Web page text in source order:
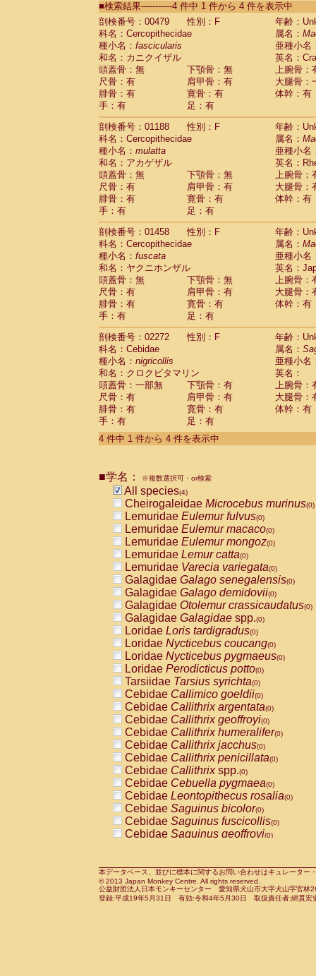
CebidaeSaguinus labiatus(0)
Cebidae Saguinus leucopus (0)
CebidaeSaguinus midas
CebidaeSaguinus mystax
CebidaeSaguinus nigricollis (1)
Cebidae Saguinus oedipus
Cebidae Saguinus weddelli
Cebidae Saguinusspp.
Cebidae Aotus trivirgatus
Cebidae Cebus albifrons
CebidaeCebus apella
Cebidae
CebidaeCebus nigrivittatus
Cebidae Cebusspp.(0)
Cebidae Saimiri boliviensis
Cebidae Saimiri sciureus
Atelidae Alouatta caraya
AtelidaeAlouatta fusca
AtelidaeAlouatta seniculus
AtelidaeAlouatta
Atelidae Ateles belzebuth
Atelidae Ateles geoffroyi
Atelidae Ateles paniscus
Atelidae Atelesspp.
Atelidae Lagothrix lagothricha
AtelidaeLagothrix lagothricha cana(0)
Pitheciidae
Cacajao calvus
Pitheciidae
Callicebus cupreus(0)
Pitheciidae Callicebus donacophilus(0)
PitheciidaeCallicebus moloch(0)
Pitheciidae Callicebus torquatus(0)
Pitheciidae Callicebus
Pitheciidae Chiropotes satanas
Pitheciidae Pithecia monachus
PitheciidaePithecia pithecia
CercopithecidaeCercocebus
Cercopithecidae
CercopithecidaeCercocebus
CercopithecidaeCercocebus
CercopithecidaeCercocebusspp.
CercopithecidaeLophocebus
CercopithecidaePapio anubis
CercopithecidaePapio cynocephalus
CercopithecidaePapio hamadryas
CercopithecidaePapio papio(0)
CercopithecidaePapiospp.(0)
CercopithecidaeMandrillus
CercopithecidaeMandrillus sphinx
CercopithecidaeTheropithecus
CercopithecidaeMacaca arctoides
CercopithecidaeMacaca assamensis
Cercopithecidae Macaca
CercopithecidaeMacaca cyclopis
CercopithecidaeMacaca fascicularis
CercopithecidaeMacaca fuscaca
CercopithecidaeMacaca fuscata
CercopithecidaeMacaca fuscata
CercopithecidaeMacaca maura
CercopithecidaeMacaca mulatta
CercopithecidaeMacaca nemestrina
CercopithecidaeMacaca nigra(0)
CercopithecidaeMacaca radiata
CercopithecidaeMacaca silenus
CercopithecidaeMacaca sinica
CercopithecidaeMacaca tonkeana(0)
CercopithecidaeMacacahybrid(0)
CercopithecidaeMacaca spp.(0)
■検索結果-----------4 件中 1 件から 4 件を表示中
剖検番号：00479
性別：F
年齢：
科名：Cercopithecidae
属名：
種小名： fascicularis
亜種小名
和名：カニクイザル
英名：
頭蓋骨：無
下顎骨：無
上腕骨：
尺骨：有
肩甲骨：有
大腿骨：
腓骨：有
寛骨：有
体幹：有
手：有
足：有
剖検番号：01188
性別：F
年齢：
科名：Cercopithecidae
属名：
種小名： mulatta
亜種小名
和名：アカゲザル
英名：
頭蓋骨：無
下顎骨：無
上腕骨：
尺骨：有
肩甲骨：有
大腿骨：
腓骨：有
寛骨：有
体幹：有
手：有
足：有
剖検番号：01458
性別：F
年齢：
科名：Cercopithecidae
属名：
種小名： fuscata
亜種小名
和名：ヤクニホンザル
英名：
頭蓋骨：無
下顎骨：無
上腕骨：
尺骨：有
肩甲骨：有
大腿骨：
腓骨：有
寛骨：有
体幹：有
手：有
足：有
剖検番号：02272
性別：F
年齢：
科名：Cebidae
属名：
種小名： nigricollis
亜種小名
和名：クロクビタマリン
英名：
頭蓋骨：一部無
下顎骨：有
上腕骨：
尺骨：有
肩甲骨：有
大腿骨：
腓骨：有
寛骨：有
体幹：有
手：有
足：有
4 件中 1 件から 4 件を表示中
■学名： ※複数選択可・or検索
All species(4)
Cheirogaleidae Microcebus murinus(0)
Lemuridae Eulemur fulvus(0)
Lemuridae Eulemur macaco(0)
Lemuridae Eulemur mongoz(0)
Lemuridae Lemur catta(0)
Lemuridae Varecia variegata(0)
Galagidae Galago senegalensis(0)
Galagidae Galago demidovii(0)
Galagidae Otolemur crassicaudatus(0)
Galagidae Galagidae spp.(0)
Loridae Loris tardigradus(0)
Loridae Nycticebus coucang(0)
Loridae Nycticebus pygmaeus(0)
Loridae Perodicticus potto(0)
Tarsiidae Tarsius syrichta(0)
Cebidae Callimico goeldii(0)
Cebidae Callithrix argentata(0)
Cebidae Callithrix geoffroyi(0)
Cebidae Callithrix humeralifer(0)
Cebidae Callithrix jacchus(0)
Cebidae Callithrix penicillata(0)
Cebidae Callithrixspp.(0)
Cebidae Cebuella pygmaea(0)
Cebidae Leontopithecus rosalia(0)
Cebidae Saguinus bicolor(0)
Cebidae Saguinus fuscicollis(0)
Cebidae Saguinus geoffroyi(0)
CebidaeSaguinus leucopus(0)
CebidaeSaguinus midas(0)
Cebidae Saguinus mystax(0)
本データベース、並びに標本に関するお問い合わせはキュレータ
© 2013 Japan Monkey Centre. All rights reserved.
公益財団法人日本モンキーセンター 愛知県犬山市大字犬山字官
登録:平成19年5月31日 有効:令和4年5月30日 取扱責任者:綿貫宏